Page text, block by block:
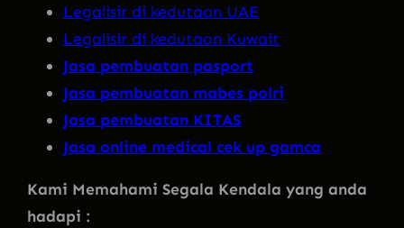
Legalisir di kedutaan UAE
Legalisir di kedutaan Kuwait
Jasa pembuatan pasport
Jasa pembuatan mabes polri
Jasa pembuatan KITAS
Jasa online medical cek up gamca
Kami Memahami Segala Kendala yang anda
hadapi :